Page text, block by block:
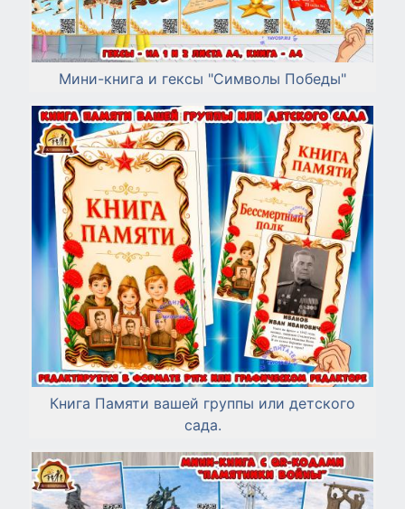
Мини-книга и гексы "Символы Победы"
Книга Памяти вашей группы или детского
сада.